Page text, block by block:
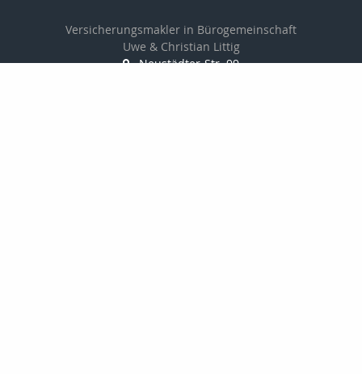
Versicherungsmakler in Bürogemeinschaft
Uwe & Christian Littig
Neustädter-Str. 99